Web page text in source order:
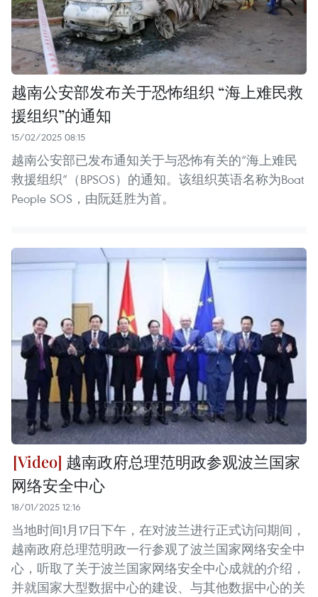
越南公安部发布关于恐怖组织 “海上难民救
援组织”的通知
15/02/2025 08:15
越南公安部已发布通知关于与恐怖有关的“海上难民
救援组织”（BPSOS）的通知。该组织英语名称为Boat
People SOS，由阮廷胜为首。
越南政府总理范明政参观波兰国家
网络安全中心
18/01/2025 12:16
当地时间1月17日下午，在对波兰进行正式访问期间，
越南政府总理范明政一行参观了波兰国家网络安全中
心，听取了关于波兰国家网络安全中心成就的介绍，
并就国家大型数据中心的建设、与其他数据中心的关